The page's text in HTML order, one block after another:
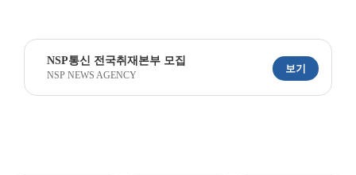
NSP통신 전국취재본부 모집
NSP NEWS AGENCY
보기